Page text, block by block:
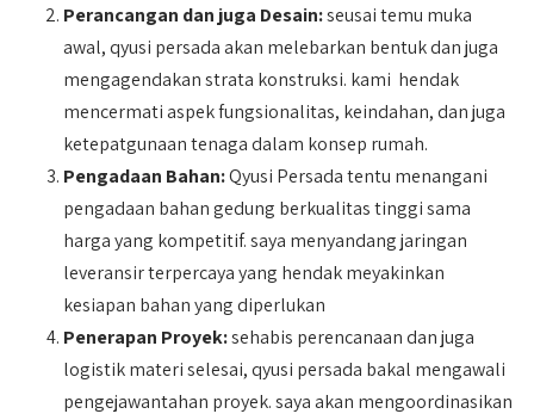
Perancangan dan juga Desain:seusai temu muka
awal, qyusi persada akan melebarkan bentuk dan juga
mengagendakan strata konstruksi. kami hendak
mencermati aspek fungsionalitas, keindahan, dan juga
ketepatgunaan tenaga dalam konsep rumah.
Pengadaan Bahan:Qyusi Persada tentu menangani
pengadaan bahan gedung berkualitas tinggi sama
harga yang kompetitif. saya menyandang jaringan
leveransir terpercaya yang hendak meyakinkan
kesiapan bahan yang diperlukan
Penerapan Proyek:sehabis perencanaan dan juga
logistik materi selesai, qyusi persada bakal mengawali
pengejawantahan proyek. saya akan mengoordinasikan